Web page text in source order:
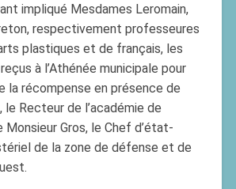
impliqué Mesdames Leromain,
respectivement professeures
plastiques et de français, les
à l’Athénée municipale pour
la récompense en présence de
le Recteur de l’académie de
Monsieur Gros, le Chef d’état-
de la zone de défense et de